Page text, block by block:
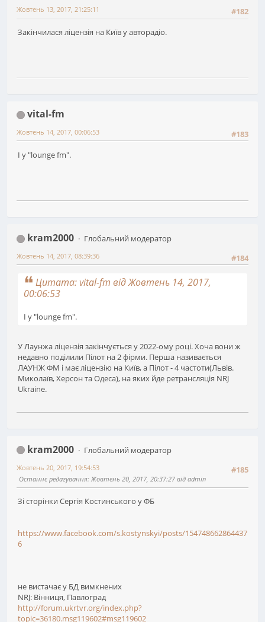
#182
Жовтень 13, 2017, 21:25:11
Закінчилася ліцензія на Київ у авторадіо.
vital-fm
#183
Жовтень 14, 2017, 00:06:53
І у "lounge fm".
kram2000
Глобальний модератор
#184
Жовтень 14, 2017, 08:39:36
Цитата: vital-fm від Жовтень 14, 2017,
00:06:53
І у "lounge fm".
У Лаунжа ліцензія закінчується у 2022-ому році. Хоча вони ж
недавно поділили Пілот на 2 фірми. Перша називається
ЛАУНЖ ФМ і має ліцензію на Київ, а Пілот - 4 частоти(Львів.
Миколаїв, Херсон та Одеса), на яких йде ретрансляція NRJ
Ukraine.
kram2000
Глобальний модератор
#185
Жовтень 20, 2017, 19:54:53
Останнє редагування: Жовтень 20, 2017, 20:37:27 від admin
Зі сторінки Сергія Костинського у ФБ
https://www.facebook.com/s.kostynskyi/posts/154748662864437
6
не вистачає у БД вимкнених
NRJ: Вінниця, Павлоград
http://forum.ukrtvr.org/index.php?
topic=36180.msg119602#msg119602